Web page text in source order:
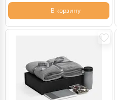
В корзину